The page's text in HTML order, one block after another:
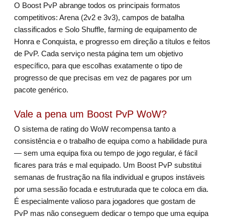
O Boost PvP abrange todos os principais formatos
competitivos: Arena (2v2 e 3v3), campos de batalha
classificados e Solo Shuffle, farming de equipamento de
Honra e Conquista, e progresso em direção a títulos e feitos
de PvP. Cada serviço nesta página tem um objetivo
específico, para que escolhas exatamente o tipo de
progresso de que precisas em vez de pagares por um
pacote genérico.
Vale a pena um Boost PvP WoW?
O sistema de rating do WoW recompensa tanto a
consistência e o trabalho de equipa como a habilidade pura
— sem uma equipa fixa ou tempo de jogo regular, é fácil
ficares para trás e mal equipado. Um Boost PvP substitui
semanas de frustração na fila individual e grupos instáveis
por uma sessão focada e estruturada que te coloca em dia.
É especialmente valioso para jogadores que gostam de
PvP mas não conseguem dedicar o tempo que uma equipa